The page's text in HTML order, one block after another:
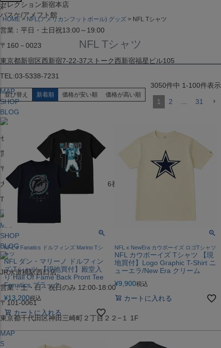
セレクション新宿本店
バスケ/アメフト館
営業：平日・土日祝13:00～19:00
〒160－0023
東京都新宿区西新宿7-22-37ストーク西新宿福星ビル105
TEL:03-5338-7231
MAP
SHOP
BLOG
セレクション大阪店BIGSTEP 2F
営業：平日・土日祝12:00～19:00
〒542-008
大阪府大阪市中央区西心斎橋1丁目6番14号
TEL:06-4708-3300
MAP
SHOP
BLOG
JR水道橋駅西口店
営業：土・日・祝日のみ 12:00-18:00
〒101-0061
東京都千代田区神田三崎町２丁目２２−１ 1F
MAP
SHOP
x
HOME NFL(アメリカンフットボール) グッズ NFL Tシャツ
NFL Tシャツ
並び替え 新着順 価格が安い順 価格が高い順
3050件中 1-100件表示
1 2 … 31
NFL x Fanatics ドルフィンズ Marino Tシ
ャツ
NFL ダン・マリーノ ドルフィン
ズ Tシャツ 【現地買付】殿堂入
り Hall Of Fame Back Pront Tee
Fanatics ブラック
¥13,200税込
カートに入れる
NFL x NewEra カウボーイズ ロゴTシャツ
NFL カウボーイズ Tシャツ 【現
地買付】Logo Graphic T-Shirt ニ
ューエラ/New Era クリーム
¥9,900税込
カートに入れる